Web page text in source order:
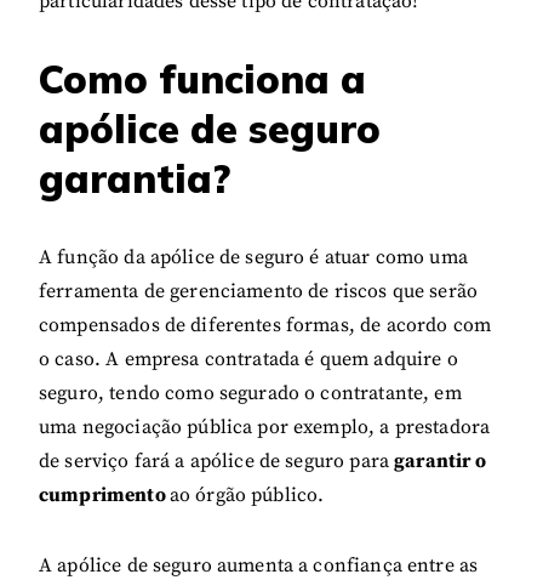
Como funciona a
apólice de seguro
garantia?
A função da apólice de seguro é atuar como uma
ferramenta de gerenciamento de riscos que serão
compensados de diferentes formas, de acordo com
o caso. A empresa contratada é quem adquire o
seguro, tendo como segurado o contratante, em
uma negociação pública por exemplo, a prestadora
de serviço fará a apólice de seguro paragarantir o
cumprimentoao órgão público.
A apólice de seguro aumenta a confiança entre as